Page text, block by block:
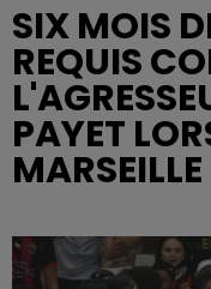
SIX MOIS
REQUIS
PAYET
MARSEILLE